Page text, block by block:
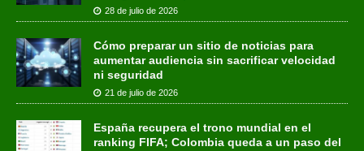
28 de julio de 2026
Cómo preparar un sitio de noticias para
aumentar audiencia sin sacrificar velocidad
ni seguridad
21 de julio de 2026
España recupera el trono mundial en el
ranking FIFA; Colombia queda a un paso del